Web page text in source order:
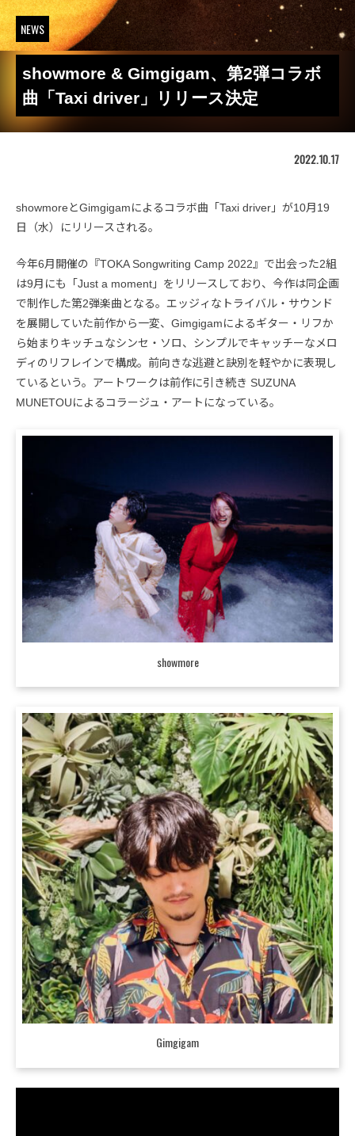
NEWS
showmore & Gimgigam、第2弾コラボ
曲「Taxi driver」リリース決定
2022.10.17
showmoreとGimgigamによるコラボ曲「Taxi driver」が10月19
日（水）にリリースされる。
今年6月開催の『TOKA Songwriting Camp 2022』で出会った2組
は9月にも「Just a moment」をリリースしており、今作は同企画
で制作した第2弾楽曲となる。エッジィなトライバル・サウンド
を展開していた前作から一変、Gimgigamによるギター・リフか
ら始まりキッチュなシンセ・ソロ、シンプルでキャッチーなメロ
ディのリフレインで構成。前向きな逃避と訣別を軽やかに表現し
ているという。アートワークは前作に引き続き SUZUNA
MUNETOUによるコラージュ・アートになっている。
showmore
Gimgigam